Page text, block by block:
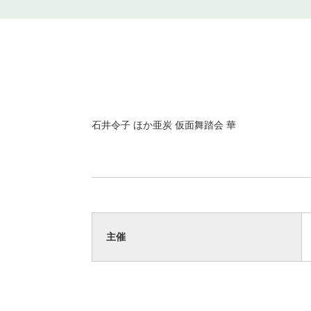
石井令子 ほか亜炭 仮面舞踏会 華
主催